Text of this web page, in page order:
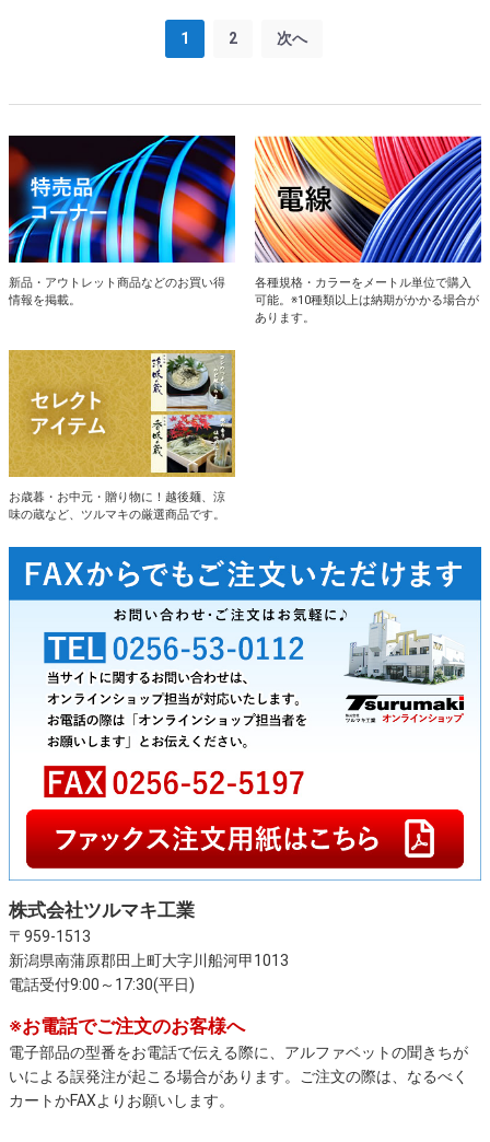
1 2 次へ
新品・アウトレット商品などのお買い得
情報を掲載。
各種規格・カラーをメートル単位で購入
可能。※10種類以上は納期がかかる場合が
あります。
お歳暮・お中元・贈り物に！越後麺、涼
味の蔵など、ツルマキの厳選商品です。
株式会社ツルマキ工業
〒959-1513
新潟県南蒲原郡田上町大字川船河甲1013
電話受付9:00～17:30(平日)
※お電話でご注文のお客様へ
電子部品の型番をお電話で伝える際に、アルファベットの聞きちが
いによる誤発注が起こる場合があります。ご注文の際は、なるべく
カートかFAXよりお願いします。